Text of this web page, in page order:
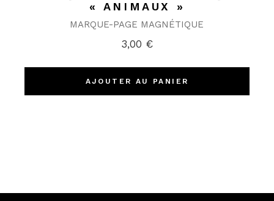
« ANIMAUX »
MARQUE-PAGE MAGNÉTIQUE
3,00 €
AJOUTER AU PANIER